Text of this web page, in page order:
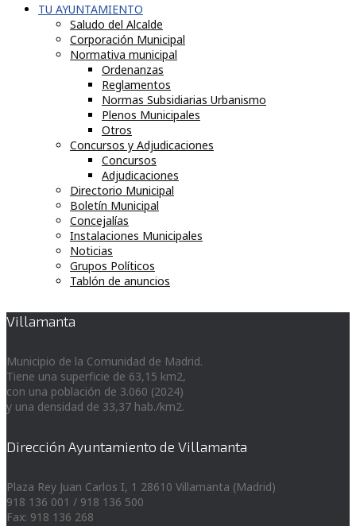
TU AYUNTAMIENTO
Saludo del Alcalde
Corporación Municipal
Normativa municipal
Ordenanzas
Reglamentos
Normas Subsidiarias Urbanismo
Plenos Municipales
Otros
Concursos y Adjudicaciones
Concursos
Adjudicaciones
Directorio Municipal
Boletín Municipal
Concejalías
Instalaciones Municipales
Noticias
Grupos Políticos
Tablón de anuncios
Villamanta
Municipio de la Comunidad de Madrid.
Tiene una superficie de 63,15 km2,
con una población de 3.060 (2024)
y una densidad de 33,37 hab./km2.
Dirección Ayuntamiento de Villamanta
Plaza Rey Juan Carlos I, 1 28610 Villamanta (Madrid)
918 136 001 / 918 136 500
Fax: 918 136 268